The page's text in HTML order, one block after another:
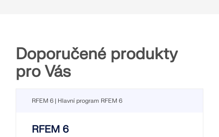
Doporučené produkty
pro Vás
RFEM 6 | Hlavní program RFEM 6
RFEM 6